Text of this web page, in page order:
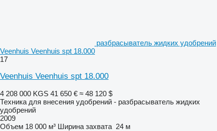
разбрасыватель жидких удобрений
Veenhuis Veenhuis spt 18.000
17
Veenhuis Veenhuis spt 18.000
4 208 000 KGS 41 650 € ≈ 48 120 $
Техника для внесения удобрений - разбрасыватель жидких
удобрений
2009
Объем 18 000 м³ Ширина захвата 24 м